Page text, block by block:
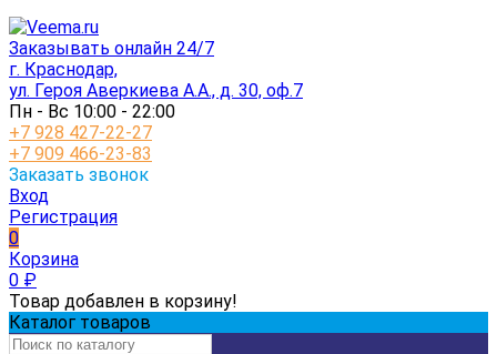
Заказывать онлайн 24/7
г. Краснодар,
ул. Героя Аверкиева А.А., д. 30, оф.7
Пн - Вс 10:00 - 22:00
+7 928 427-22-27
+7 909 466-23-83
Заказать звонок
Вход
Регистрация
0
Корзина
0 ₽
Товар добавлен в корзину!
Каталог товаров